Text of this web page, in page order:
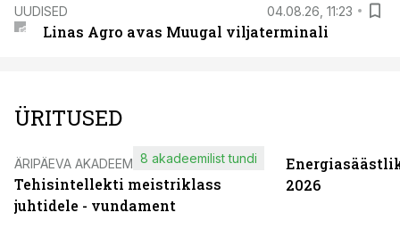
UUDISED 04.08.26, 11:23
Linas Agro avas Muugal viljaterminali
ÜRITUSED
ÄRIPÄEVA AKADEEMIA
Tehisintellekti meistriklass
juhtidele - vundament
8 akadeemilist tundi
2026